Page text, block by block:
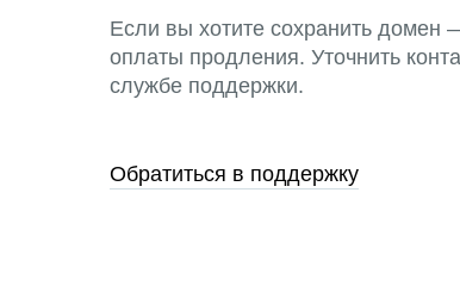
Если вы хотите сохранить домен
оплаты продления. Уточнить
службе поддержки.
Обратиться в поддержку